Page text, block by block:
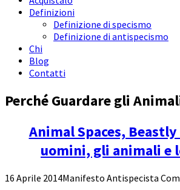
Definizioni
Definizione di specismo
Definizione di antispecismo
Chi
Blog
Contatti
Perché Guardare gli
Animal Spaces, Beastly
uomini, gli animali e
16 Aprile 2014Manifesto Antispecista